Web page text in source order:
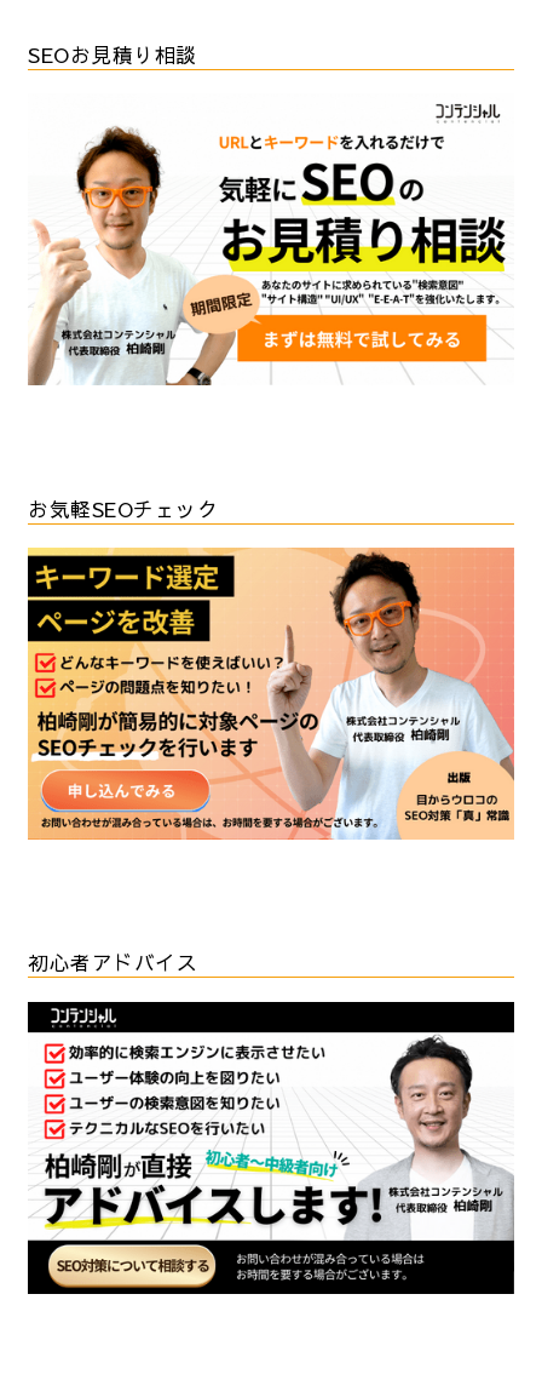
SEOお見積り相談
お気軽SEOチェック
初心者アドバイス